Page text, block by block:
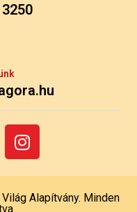
Alapítvány. Minden